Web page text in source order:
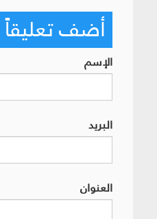
أضف تعليقاً
الإسم
البريد
العنوان